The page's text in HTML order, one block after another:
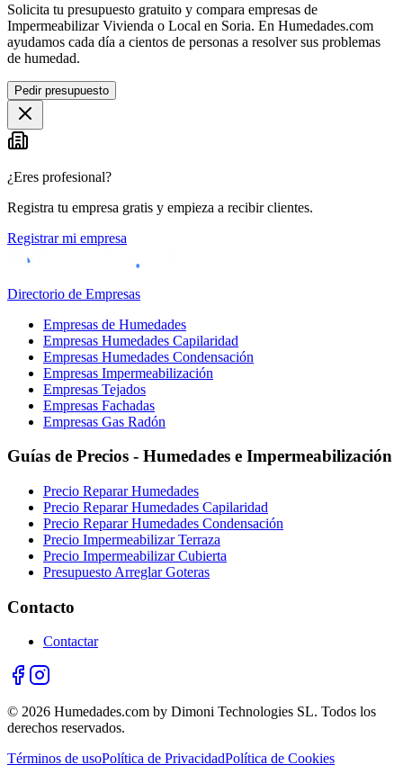
Solicita tu presupuesto gratuito y compara empresas de
Impermeabilizar Vivienda o Local en Soria. En Humedades.com
ayudamos cada día a cientos de personas a resolver sus problemas
de humedad.
Pedir presupuesto
¿Eres profesional?
Registra tu empresa gratis y empieza a recibir clientes.
Registrar mi empresa
Directorio de Empresas
Empresas de Humedades
Empresas Humedades Capilaridad
Empresas Humedades Condensación
Empresas Impermeabilización
Empresas Tejados
Empresas Fachadas
Empresas Gas Radón
Guías de Precios - Humedades e Impermeabilización
Precio Reparar Humedades
Precio Reparar Humedades Capilaridad
Precio Reparar Humedades Condensación
Precio Impermeabilizar Terraza
Precio Impermeabilizar Cubierta
Presupuesto Arreglar Goteras
Contacto
Contactar
© 2026 Humedades.com by Dimoni Technologies SL. Todos los
derechos reservados.
Términos de usoPolítica de PrivacidadPolítica de Cookies